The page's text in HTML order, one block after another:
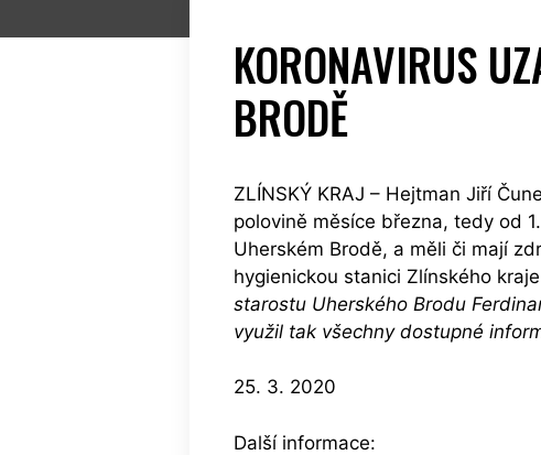
KORONAVIRUS
BRODĚ
ZLÍNSKÝ KRAJ – Hejtman Jiří
polovině měsíce března, tedy od
Uherském Brodě, a měli či mají
hygienickou stanici Zlínského
starostu Uherského Brodu
využil tak všechny dostupné
25. 3. 2020
Další informace: